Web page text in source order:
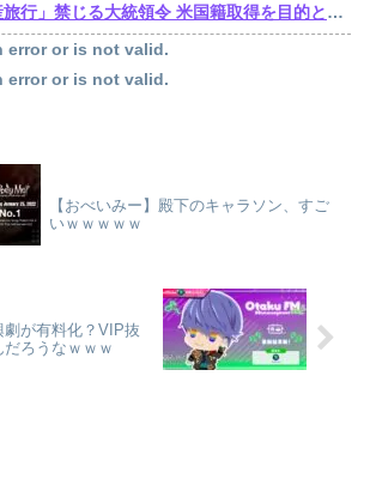
トランプ氏、「出産旅行」禁じる大統領令 米国籍取得を目的とした中国人らの渡米を問題視
error or is not valid.
error or is not valid.
【おべいみー】殿下のキャラソン、すご
いｗｗｗｗｗ
劇が有料化？VIP抜
ろうなｗｗｗ